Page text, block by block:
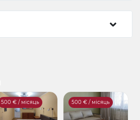
500 € / місяць 500 € / місяць